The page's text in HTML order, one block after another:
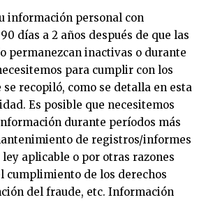
información personal con
días a 2 años después de que las
permanezcan inactivas o durante
para cumplir con los
recopiló, como se detalla en esta
Es posible que necesitemos
durante períodos más
de registros/informes
ley aplicable o por otras razones
cumplimiento de los derechos
del fraude, etc. Información